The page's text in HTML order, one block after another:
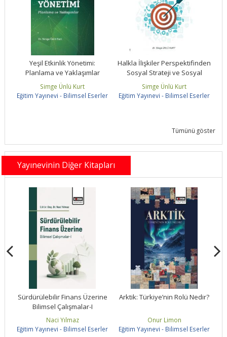
Yeşil Etkinlik Yönetimi:
Planlama ve Yaklaşımlar
Simge Ünlü Kurt
Eğitim Yayınevi - Bilimsel Eserler
Halkla İlişkiler Perspektifinden
Sosyal Strateji ve Sosyal
İnovasyon
Simge Ünlü Kurt
Eğitim Yayınevi - Bilimsel Eserler
Tümünü göster
Yayınevinin Diğer Kitapları
Sürdürülebilir Finans Üzerine
Bilimsel Çalışmalar-I
Naci Yılmaz
Eğitim Yayınevi - Bilimsel Eserler
Arktik: Türkiye’nin Rolü Nedir?
Onur Limon
Eğitim Yayınevi - Bilimsel Eserler